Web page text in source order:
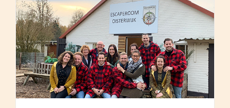
Trailer EscapeRoom
Oisterwijk